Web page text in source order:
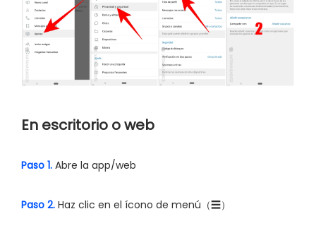
En escritorio o web
Paso 1. Abre la app/web
Paso 2. Haz clic en el ícono de menú（☰）